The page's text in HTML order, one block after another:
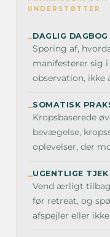
UNDERSTØTTER
–DAGLIG DAGBOG
Sporing af,
manifesterer sig
observation, ikke
–SOMATISK
Kropsbaserede
bevægelse,
oplevelser, der
–UGENTLIGE
Vend ærligt
før retreat, og
afspejler eller